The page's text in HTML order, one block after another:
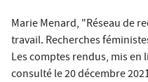
Marie Menard, "Réseau de
travail. Recherches
Les comptes rendus, mis en
consulté le 20 décembre